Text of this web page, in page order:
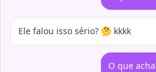
Ele falou isso sério? 🤔 kkkk
O que